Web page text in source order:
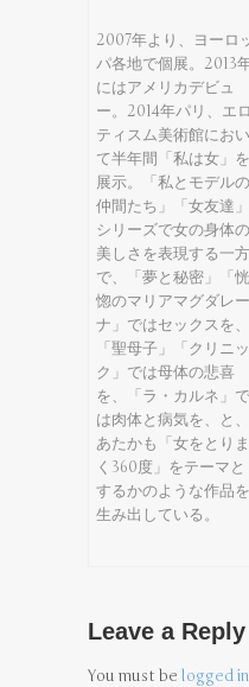
2007年より、ヨーロ
パ各地で個展。2013
にはアメリカデビュ
ー。2014年パリ、エロ
ティスム美術館におい
て半年間「私は女」を
展示。「私とモデルの
仲間たち」「女友達」
シリーズで女の身体の
美しさを表現する一方
で、「夢と秘密」「恍
惚のマリアマグダレー
ナ」ではセックスを、
「聖母子」「クリニッ
ク」では母体の悲喜
を、「ラ・カルネ」で
は肉体と病気を、と、
あたかも「女をとりま
く360度」をテーマと
するかのような作品を
生み出している。
Leave a Reply
You must be logged in